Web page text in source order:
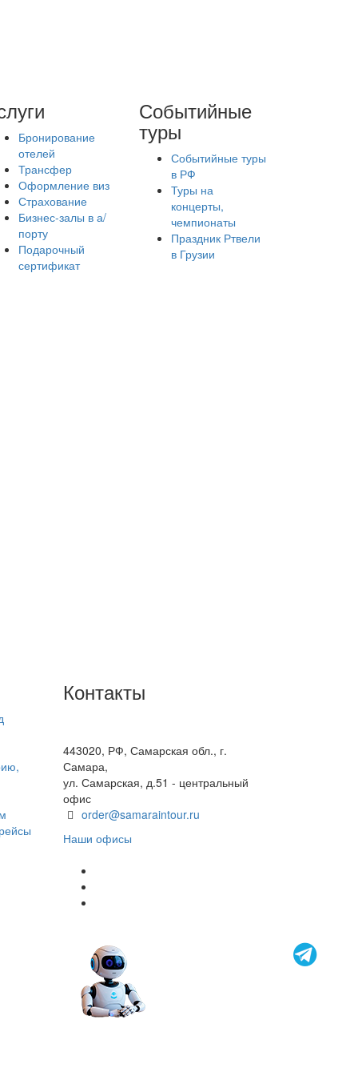
Бронирование
отелей
Трансфер
Оформление виз
Страхование
Бизнес-залы в а/
порту
Подарочный
сертификат
Событийные
туры
Событийные туры
в РФ
Туры на
концерты,
чемпионаты
Праздник Ртвели
в Грузии
Контакты
443020, РФ, Самарская обл., г.
Самара,
ул. Самарская, д.51 - центральный
офис
order@samaraintour.ru
Наши офисы